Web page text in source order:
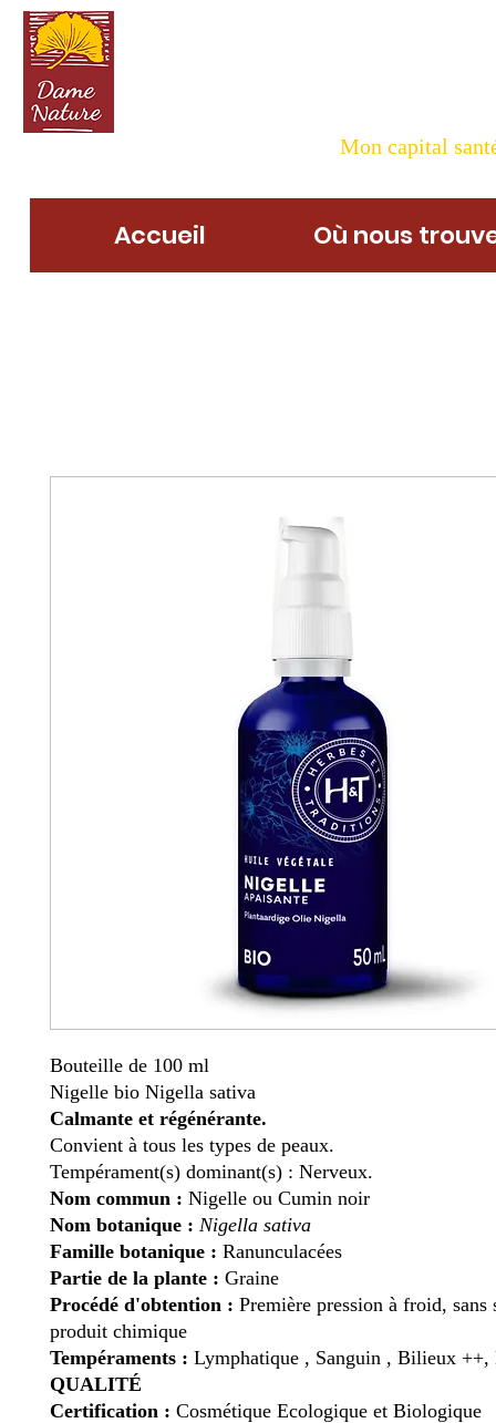
Mon capital
Accueil Où nous
Bouteille de 100 ml
Nigelle bio Nigella sativa
Calmante et régénérante.
Convient à tous les types de peaux.
Tempérament(s) dominant(s) : Nerveux.
Nom commun : Nigelle ou Cumin noir
Nom botanique : Nigella sativa
Famille botanique : Ranunculacées
Partie de la plante : Graine
Procédé d'obtention : Première pression à froid, sans
produit chimique
Tempéraments : Lymphatique , Sanguin , Bilieux ++,
QUALITÉ
Certification : Cosmétique Ecologique et Biologique